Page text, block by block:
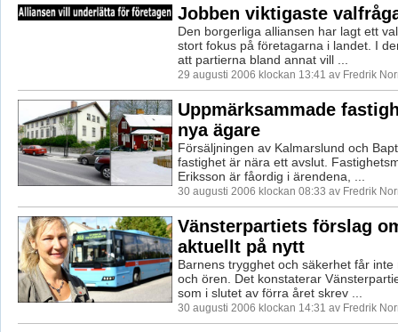
Jobben viktigaste
Den borgerliga alliansen har lagt ett
stort fokus på företagarna i landet. I
att partierna bland annat vill ...
29 augusti 2006 klockan 13:41 av Fredrik
Uppmärksammade
nya ägare
Försäljningen av Kalmarslund och
fastighet är nära ett avslut.
Eriksson är fåordig i ärendena, ...
30 augusti 2006 klockan 08:33 av Fredrik
Vänsterpartiets förslag
aktuellt på nytt
Barnens trygghet och säkerhet får inte
och ören. Det konstaterar
som i slutet av förra året skrev ...
30 augusti 2006 klockan 14:31 av Fredrik